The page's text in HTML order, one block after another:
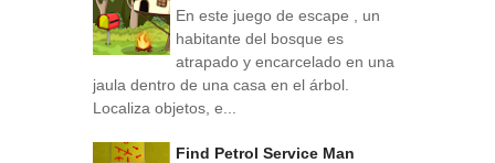
En este juego de escape , un
habitante del bosque es
atrapado y encarcelado en una
jaula dentro de una casa en el árbol.
Localiza objetos, e...
Find Petrol Service Man